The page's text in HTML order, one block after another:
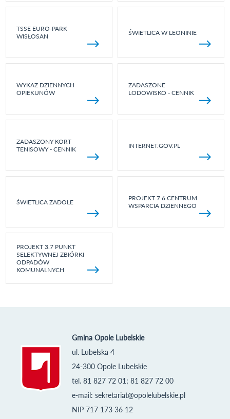
TSSE EURO-PARK
WISŁOSAN
ŚWIETLICA W LEONINIE
WYKAZ DZIENNYCH
OPIEKUNÓW
ZADASZONE
LODOWISKO - CENNIK
ZADASZONY KORT
TENISOWY - CENNIK
INTERNET.GOV.PL
ŚWIETLICA ZADOLE
PROJEKT 7.6 CENTRUM
WSPARCIA DZIENNEGO
PROJEKT 3.7 PUNKT
SELEKTYWNEJ ZBIÓRKI
ODPADÓW
KOMUNALNYCH
Gmina Opole Lubelskie
ul. Lubelska 4
24-300 Opole Lubelskie
tel. 81 827 72 01; 81 827 72 00
e-mail: sekretariat@opolelubelskie.pl
NIP 717 173 36 12